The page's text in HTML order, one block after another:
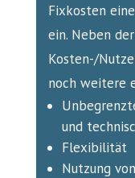
Fixkosten
ein. Neben
Kosten-/
noch weitere
und
Flexibilität
Nutzung